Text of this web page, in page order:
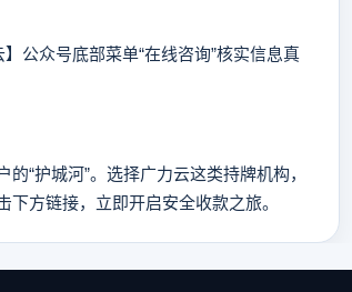
众号底部菜单“在线咨询”核实信息真
护城河”。选择广力云这类持牌机构，
方链接，立即开启安全收款之旅。